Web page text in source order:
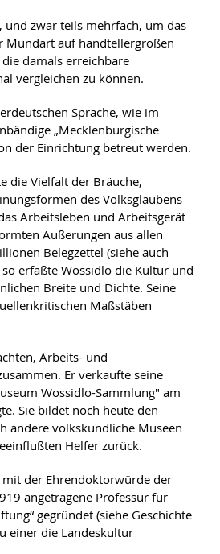
zwar teils mehrfach, um das
Mundart auf handtellergroßen
damals erreichbare
vergleichen zu können.
Sprache, wie im
„Mecklenburgische
der Einrichtung betreut werden.
die Vielfalt der Bräuche,
des Volksglaubens
Arbeitsleben und Arbeitsgerät
Äußerungen aus allen
Belegzettel (siehe auch
erfaßte Wossidlo die Kultur und
Breite und Dichte. Seine
Maßstäben
Arbeits- und
Er verkaufte seine
Wossidlo-Sammlung" am
Sie bildet noch heute den
andere volkskundliche Museen
Helfer zurück.
mit der Ehrendoktorwürde der
angetragene Professur für
gegründet (siehe Geschichte
einer die Landeskultur